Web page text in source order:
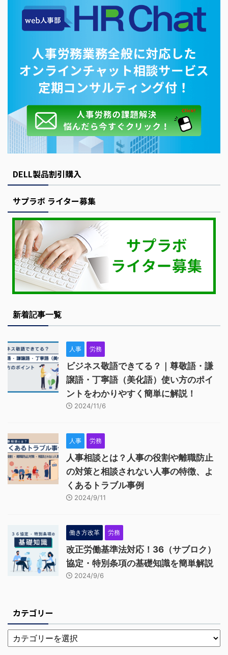
DELL製品割引購入
サプラボ ライター募集
新着記事一覧
人事 労務
ビジネス敬語できてる？｜尊敬語・謙
譲語・丁寧語（美化語）使い方のポイ
ントをわかりやすく簡単に解説！
2024/11/6
人事 労務
人事相談とは？人事の役割や離職防止
の対策と相談されない人事の特徴、よ
くあるトラブル事例
2024/9/11
働き方改革 労務
改正労働基準法対応！36（サブロク）
協定・特別条項の基礎知識を簡単解説
2024/9/6
カテゴリー